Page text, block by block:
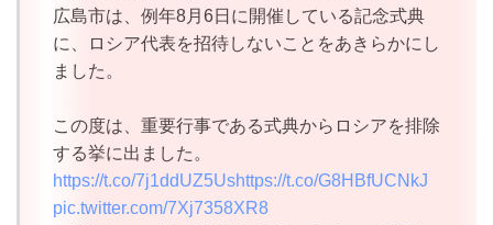
広島市は、例年8月6日に開催している記念式典
に、ロシア代表を招待しないことをあきらかにし
ました。
この度は、重要行事である式典からロシアを排除
する挙に出ました。
https://t.co/7j1ddUZ5Ushttps://t.co/G8HBfUCNkJ
pic.twitter.com/7Xj7358XR8